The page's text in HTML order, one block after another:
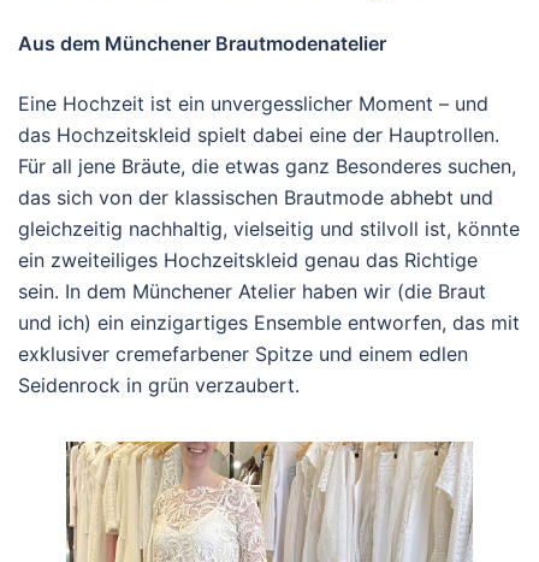
Aus dem Münchener Brautmodenatelier
Eine Hochzeit ist ein unvergesslicher Moment – und
das Hochzeitskleid spielt dabei eine der Hauptrollen.
Für all jene Bräute, die etwas ganz Besonderes suchen,
das sich von der klassischen Brautmode abhebt und
gleichzeitig nachhaltig, vielseitig und stilvoll ist, könnte
ein zweiteiliges Hochzeitskleid genau das Richtige
sein. In dem Münchener Atelier haben wir (die Braut
und ich) ein einzigartiges Ensemble entworfen, das mit
exklusiver cremefarbener Spitze und einem edlen
Seidenrock in grün verzaubert.